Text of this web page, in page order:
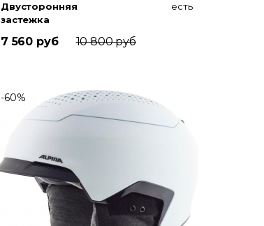
Двусторонняя
застежка
есть
7 560 руб 10 800 руб
-60%